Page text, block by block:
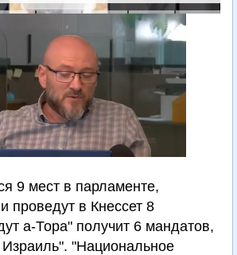
9 мест в парламенте,
проведут в Кнессет 8
а-Тора" получит 6 мандатов,
"Национальное